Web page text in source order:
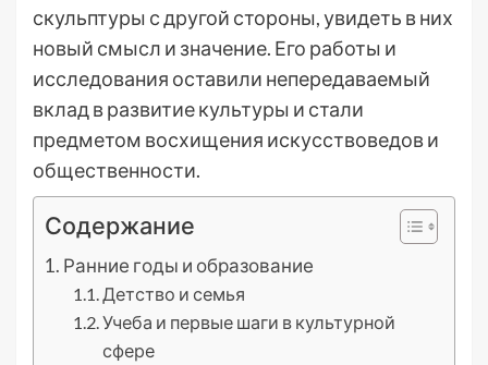
скульптуры с другой стороны, увидеть в них
новый смысл и значение. Его работы и
исследования оставили непередаваемый
вклад в развитие культуры и стали
предметом восхищения искусствоведов и
общественности.
Содержание
Ранние годы и образование
Детство и семья
Учеба и первые шаги в культурной
сфере